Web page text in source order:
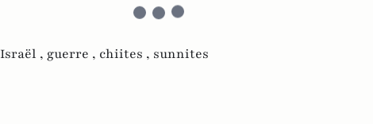
Israël , guerre , chiites , sunnites